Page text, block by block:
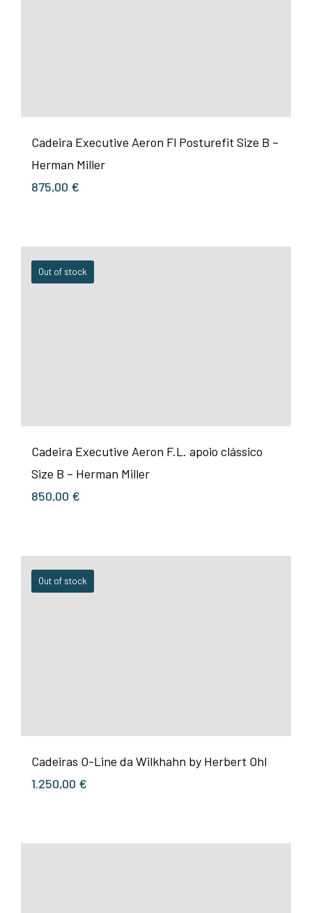
Cadeira Executive Aeron Fl Posturefit Size B –
Herman Miller
875,00 €
Out of stock
Cadeira Executive Aeron F.L. apoio clássico
Size B – Herman Miller
850,00 €
Out of stock
Cadeiras O-Line da Wilkhahn by Herbert Ohl
1.250,00 €